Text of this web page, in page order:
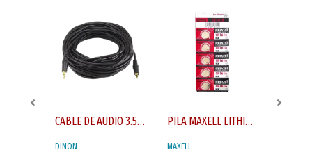
CABLE DE AUDIO 3.5MM A 3.5MM DINON 15MT
DINON
PILA MAXELL LITHIUM CR1616
MAXELL